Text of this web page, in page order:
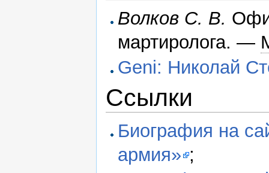
Волков С. В.
мартиролога. —
Geni: Николай
Ссылки
Биография на
армия» ;